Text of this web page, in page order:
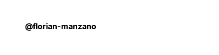
@florian-manzano